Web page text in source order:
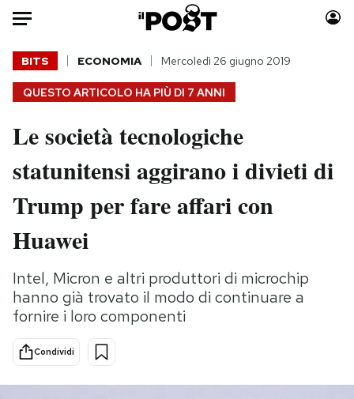
Auto
HOME
Italia
Politica
Tecnologia
Internet
Scienza
Economia
Sport
Moda
Consumismi
Storie/Idee
Europa
Altrecose
PODCAST
QUESTO ARTICOLO HA PIÙ DI 7 ANNI
BITS ECONOMIA Mercoledì 26 giugno 2019
Le società tecnologiche
statunitensi aggirano i divieti di
Trump per fare affari con
Huawei
Intel, Micron e altri produttori di microchip
hanno già trovato il modo di continuare a
fornire i loro componenti
Condividi